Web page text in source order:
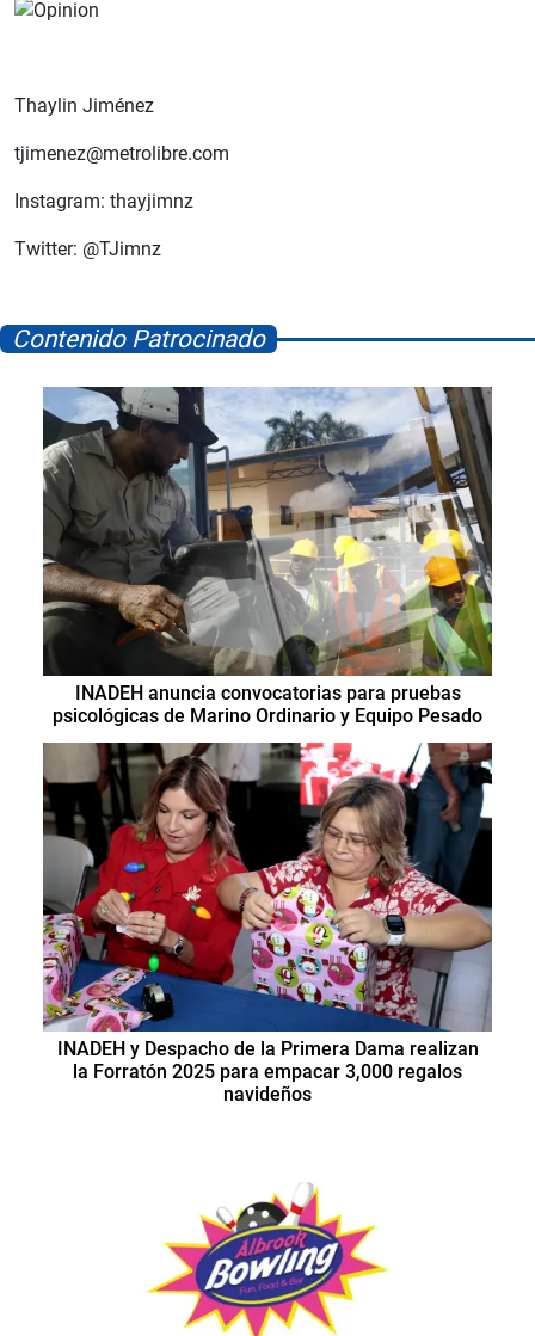
Thaylin Jiménez
tjimenez@metrolibre.com
Instagram: thayjimnz
Twitter: @TJimnz
Contenido Patrocinado
INADEH anuncia convocatorias para pruebas
psicológicas de Marino Ordinario y Equipo Pesado
INADEH y Despacho de la Primera Dama realizan
la Forratón 2025 para empacar 3,000 regalos
navideños